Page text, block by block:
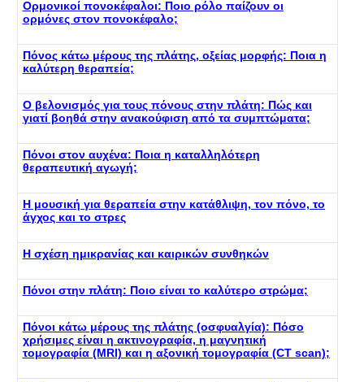
Ορμονικοί πονοκέφαλοι: Ποιο ρόλο παίζουν οι
ορμόνες στον πονοκέφαλο;
Πόνος κάτω μέρους της πλάτης, οξείας μορφής: Ποια η
καλύτερη θεραπεία;
Ο βελονισμός για τους πόνους στην πλάτη: Πώς και
γιατί βοηθά στην ανακούφιση από τα συμπτώματα;
Πόνοι στον αυχένα: Ποια η καταλληλότερη
θεραπευτική αγωγή;
Η μουσική για θεραπεία στην κατάθλιψη, τον πόνο, το
άγχος και το στρες
Η σχέση ημικρανίας και καιρικών συνθηκών
Πόνοι στην πλάτη: Ποιο είναι το καλύτερο στρώμα;
Πόνοι κάτω μέρους της πλάτης (οσφυαλγία): Πόσο
χρήσιμες είναι η ακτινογραφία, η μαγνητική
τομογραφία (MRI) και η αξονική τομογραφία (CT scan);